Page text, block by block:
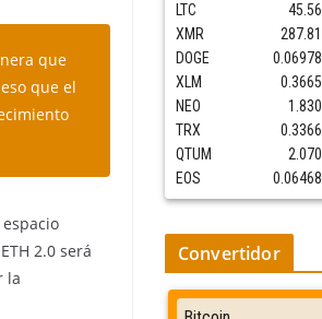
que
que el
2.0 será
la
LTC
45.56
XMR
287.81
DOGE
0.06978
XLM
0.3665
NEO
1.830
TRX
0.3366
QTUM
2.070
EOS
0.06468
Convertidor